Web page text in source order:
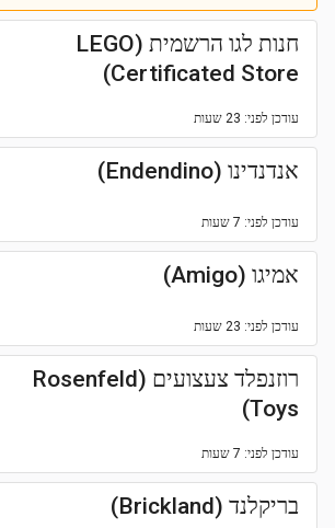
חנות לגו הרשמית (LEGO
Certificated Store)
עודכן לפני: 23 שעות
אנדנדינו (Endendino)
עודכן לפני: 7 שעות
אמיגו (Amigo)
עודכן לפני: 23 שעות
רוזנפלד צעצועים (Rosenfeld
Toys)
עודכן לפני: 7 שעות
בריקלנד (Brickland)